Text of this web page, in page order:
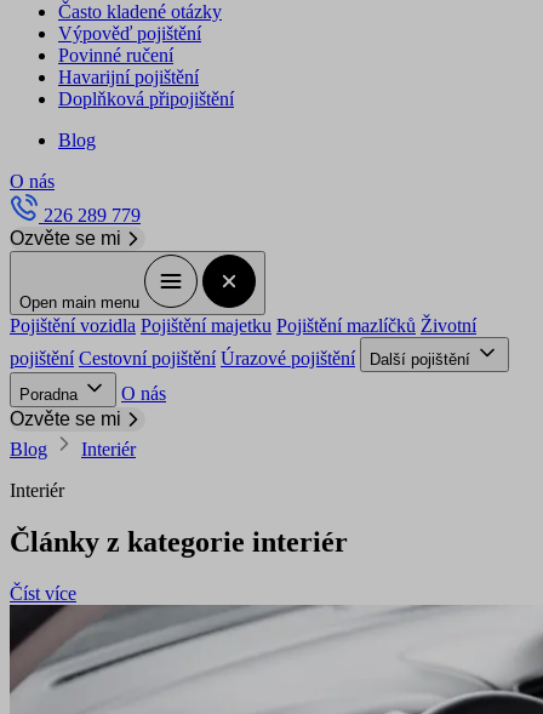
Často kladené otázky
Výpověď pojištění
Povinné ručení
Havarijní pojištění
Doplňková připojištění
Blog
O nás
226 289 779
Ozvěte se mi
Open main menu
Pojištění vozidla Pojištění majetku Pojištění mazlíčků Životní
pojištění Cestovní pojištění Úrazové pojištění
Další pojištění
Poradna
O nás
Ozvěte se mi
Blog
Interiér
Interiér
Články z kategorie interiér
Číst více